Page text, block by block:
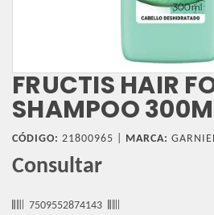
FRUCTIS HAIR
SHAMPOO
CÓDIGO: 21800965 | MARCA:
Consultar
7509552874143